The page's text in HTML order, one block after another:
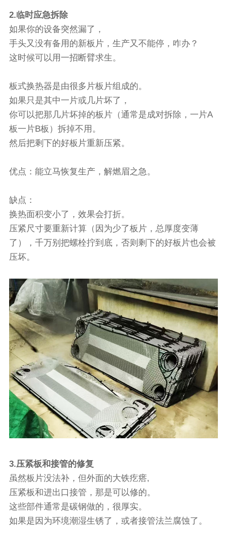
2.临时应急拆除
如果你的设备突然漏了，
手头又没有备用的新板片，生产又不能停，咋办？
这时候可以用一招断臂求生。
板式换热器是由很多片板片组成的。
如果只是其中一片或几片坏了，
你可以把那几片坏掉的板片（通常是成对拆除，一片A
板一片B板）拆掉不用。
然后把剩下的好板片重新压紧。
优点：能立马恢复生产，解燃眉之急。
缺点：
换热面积变小了，效果会打折。
压紧尺寸要重新计算（因为少了板片，总厚度变薄
了），千万别把螺栓拧到底，否则剩下的好板片也会被
压坏。
3.压紧板和接管的修复
虽然板片没法补，但外面的大铁疙瘩,
压紧板和进出口接管，那是可以修的。
这些部件通常是碳钢做的，很厚实。
如果是因为环境潮湿生锈了，或者接管法兰腐蚀了。